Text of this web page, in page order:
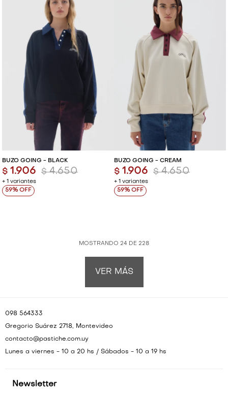
BUZO GOING - BLACK
+ 1 variantes
$ 1.906 $ 4.650
59
BUZO GOING - CREAM
+ 1 variantes
$ 1.906 $ 4.650
59
MOSTRANDO 24 DE 228
VER MÁS
Newsletter
098 564333
Gregorio Suárez 2718, Montevideo
contacto@pastiche.com.uy
Lunes a viernes - 10 a 20 hs / Sábados - 10 a 19 hs